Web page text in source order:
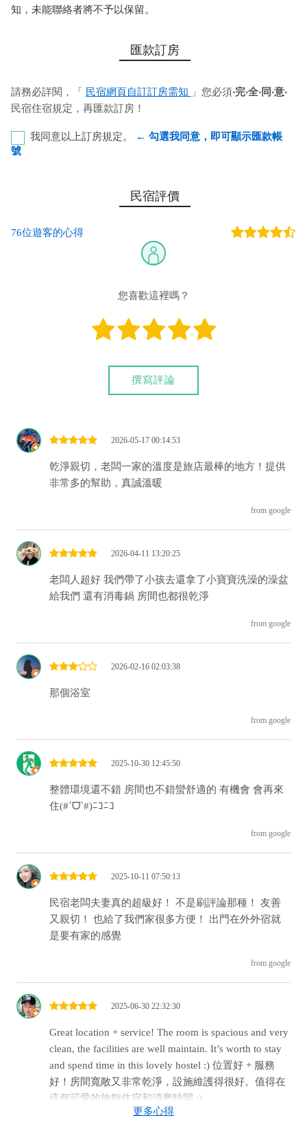
知，未能聯絡者將不予以保留。
匯款訂房
請務必詳閱，「 民宿網頁自訂訂房需知 」您必須‧完‧全‧同‧意‧
民宿住宿規定，再匯款訂房！
我同意以上訂房規定。
← 勾選我同意，即可顯示匯款帳
號
郵局 代號：700 局號：0071457 帳號：0012410 戶
您也可以利用這幾個常用的網路ATM匯款： [ 郵局ATM ]、 [彰銀
民宿評價
76位遊客的心得
您喜歡這裡嗎？
撰寫評論
2026-05-17 00:14:53
乾淨親切，老闆一家的溫度是旅店最棒的地方！提供
非常多的幫助，真誠溫暖
from google
2026-04-11 13:20:25
老闆人超好 我們帶了小孩去還拿了小寶寶洗澡的澡盆
給我們 還有消毒鍋 房間也都很乾淨
from google
2026-02-16 02:03:38
那個浴室
from google
2025-10-30 12:45:50
整體環境還不錯 房間也不錯蠻舒適的 有機會 會再來
住(#´ᗜ`#)ﾆｺﾆｺ
from google
2025-10-11 07:50:13
民宿老闆夫妻真的超級好！ 不是刷評論那種！ 友善
又親切！ 也給了我們家很多方便！ 出門在外外宿就
是要有家的感覺
from google
2025-06-30 22:32:30
Great location + service! The room is spacious and very
clean, the facilities are well maintain. It’s worth to stay
and spend time in this lovely hostel :) 位置好 + 服務
好！房間寬敞又非常乾淨，設施維護得很好。值得在
這個可愛的旅館住宿和消磨時間 :)
更多心得